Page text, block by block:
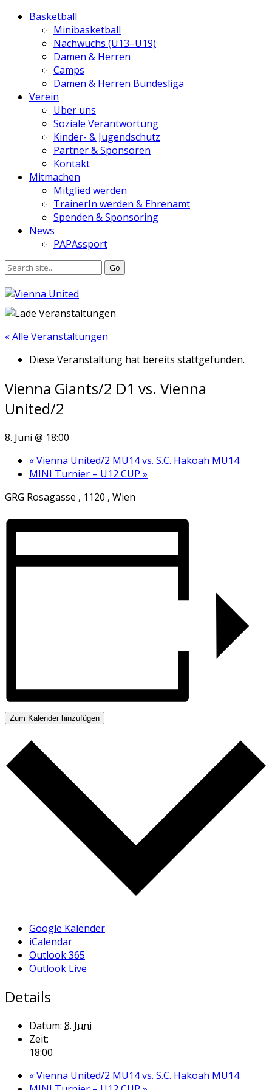
Basketball
Minibasketball
Nachwuchs (U13–U19)
Damen & Herren
Camps
Damen & Herren Bundesliga
Verein
Über uns
Soziale Verantwortung
Kinder- & Jugendschutz
Partner & Sponsoren
Kontakt
Mitmachen
Mitglied werden
TrainerIn werden & Ehrenamt
Spenden & Sponsoring
News
PAPAssport
« Alle Veranstaltungen
Diese Veranstaltung hat bereits stattgefunden.
Vienna Giants/2 D1 vs. Vienna
United/2
8. Juni @ 18:00
«Vienna United/2 MU14 vs. S.C. Hakoah MU14
MINI Turnier – U12 CUP »
GRG Rosagasse , 1120 , Wien
Zum Kalender hinzufügen
Google Kalender
iCalendar
Outlook 365
Outlook Live
Details
Datum: 8. Juni
Zeit:
18:00
«Vienna United/2 MU14 vs. S.C. Hakoah MU14